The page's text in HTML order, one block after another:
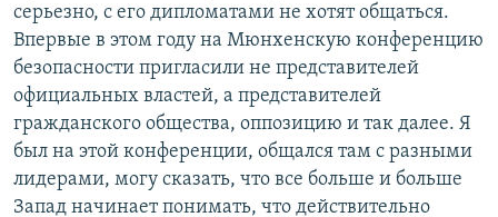
серьезно, с его дипломатами не хотят общаться.
Впервые в этом году на Мюнхенскую конференцию
безопасности пригласили не представителей
официальных властей, а представителей
гражданского общества, оппозицию и так далее. Я
был на этой конференции, общался там с разными
лидерами, могу сказать, что все больше и больше
Запад начинает понимать, что действительно